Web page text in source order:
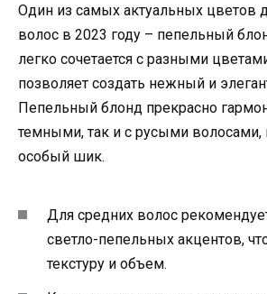
Один из самых актуальных цветов
волос в 2023 году – пепельный
легко сочетается с разными
позволяет создать нежный и
Пепельный блонд прекрасно
темными, так и с русыми волосами,
особый шик.
Для средних волос
светло-пепельных акцентов,
текстуру и объем.